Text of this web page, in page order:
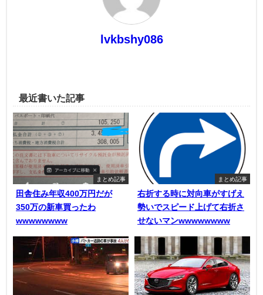
lvkbshy086
最近書いた記事
まとめ記事
田舎住み年収400万円だが
350万の新車買ったわ
wwwwwwww
まとめ記事
右折する時に対向車がすげえ
勢いでスピード上げて右折さ
せないマンwwwwwwww